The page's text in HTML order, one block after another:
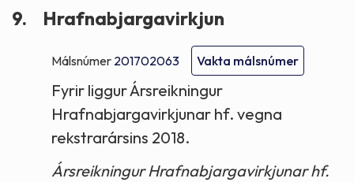
9. Hrafnabjargavirkjun
Málsnúmer 201702063 Vakta málsnúmer
Fyrir liggur Ársreikningur
Hrafnabjargavirkjunar hf. vegna
rekstrarársins 2018.
Ársreikningur Hrafnabjargavirkjunar hf.